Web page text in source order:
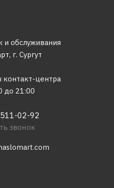
обслуживания
г. Сургут
центра
до 21:00
02-92
ЗВОНОК